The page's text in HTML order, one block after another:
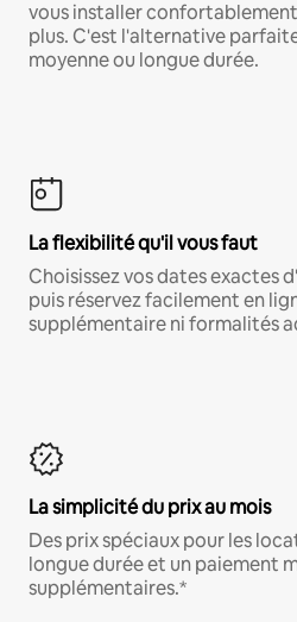
vous installer
plus. C'est l'alternative
moyenne ou longue durée.
La flexibilité qu'il vous faut
Choisissez vos dates exactes
puis réservez facilement en
supplémentaire ni formalités
La simplicité du prix au mois
Des prix spéciaux pour les
longue durée et un paiement
supplémentaires.*